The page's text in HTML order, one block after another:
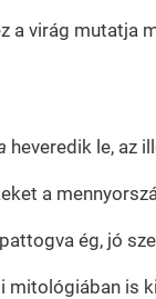
a virág mutatja
heveredik le, az
a
ég, jó
mitológiában is